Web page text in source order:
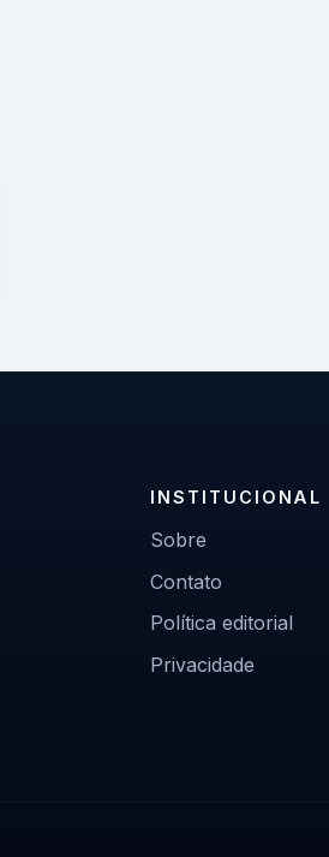
INSTITUCIONAL
Sobre
Contato
Política editorial
Privacidade